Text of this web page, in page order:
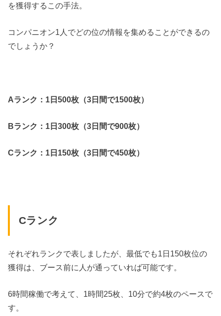
を獲得するこの手法。
コンパニオン1人でどの位の情報を集めることができるの
でしょうか？
Aランク：1日500枚（3日間で1500枚）
Bランク：1日300枚（3日間で900枚）
Cランク：1日150枚（3日間で450枚）
Cランク
それぞれランクで表しましたが、最低でも1日150枚位の
獲得は、ブース前に人が通っていれば可能です。
6時間稼働で考えて、1時間25枚、10分で約4枚のペースで
す。